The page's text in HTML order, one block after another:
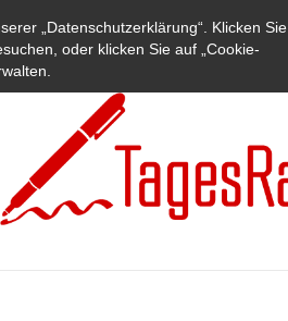
„Datenschutzerklärung“. Klicken Sie
oder klicken Sie auf „Cookie-